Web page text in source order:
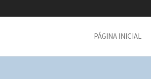
PÁGINA INICIAL